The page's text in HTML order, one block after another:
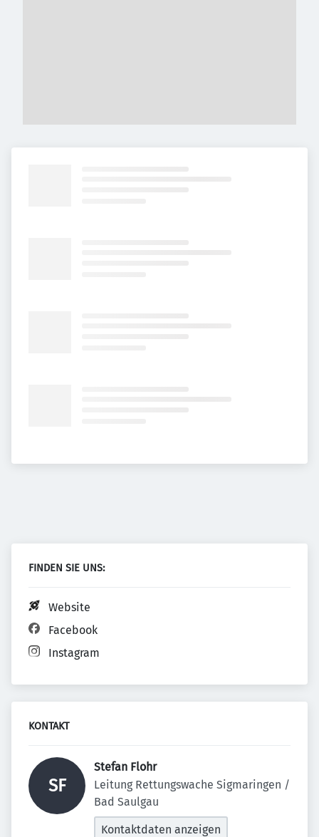
FINDEN SIE UNS:
Website
Facebook
Instagram
KONTAKT
SF
Stefan Flohr
Leitung Rettungswache Sigmaringen /
Bad Saulgau
Kontaktdaten anzeigen